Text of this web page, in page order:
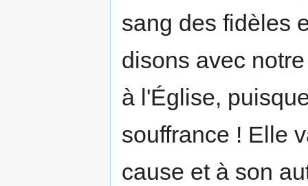
sang des fidèles
disons avec
à l'Église,
souffrance ! Elle
cause et à son